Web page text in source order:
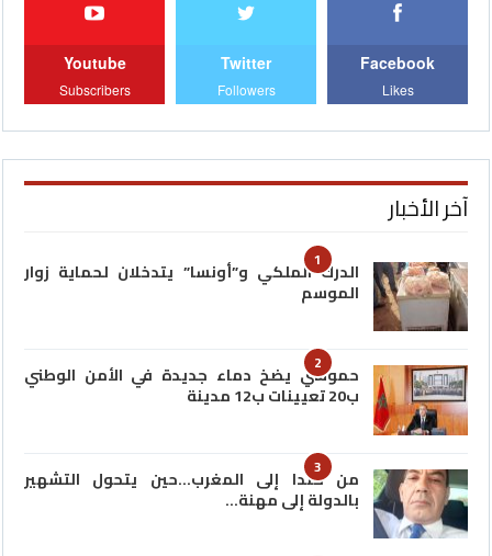
Facebook
Likes
Twitter
Followers
Youtube
Subscribers
آخر الأخبار
1
الدرك الملكي و”أونسا” يتدخلان لحماية زوار
الموسم
2
حموشي يضخ دماء جديدة في الأمن الوطني
ب20 تعيينات ب12 مدينة
3
من كندا إلى المغرب…حين يتحول التشهير
بالدولة إلى مهنة…